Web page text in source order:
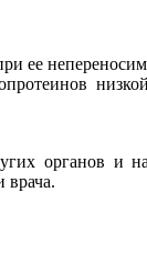
ее
органов и
врача.